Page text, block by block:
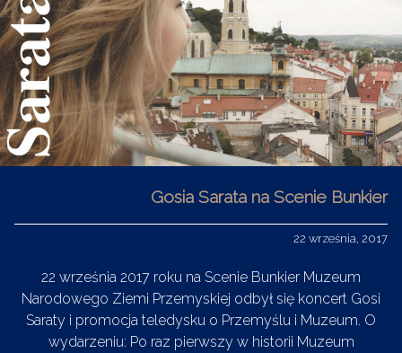
Gosia Sarata na Scenie Bunkier
22 września, 2017
22 września 2017 roku na Scenie Bunkier Muzeum
Narodowego Ziemi Przemyskiej odbył się koncert Gosi
Saraty i promocja teledysku o Przemyślu i Muzeum. O
wydarzeniu: Po raz pierwszy w historii Muzeum